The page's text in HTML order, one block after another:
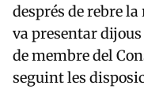
després de rebre
va presentar
de membre del
seguint les